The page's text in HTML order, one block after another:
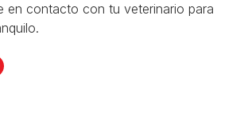
en contacto con tu veterinario para